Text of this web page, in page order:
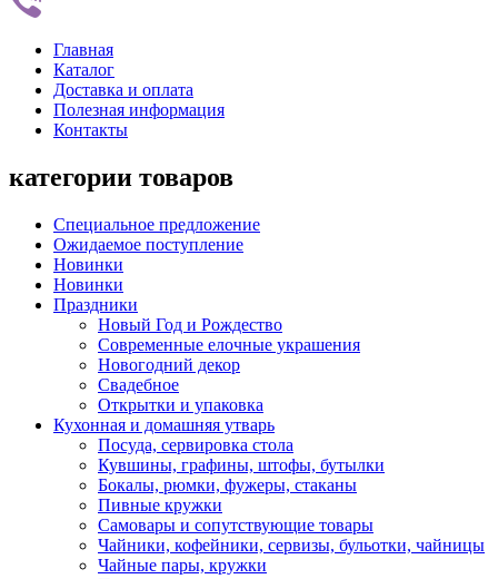
Главная
Каталог
Доставка и оплата
Полезная информация
Контакты
категории товаров
Специальное предложение
Ожидаемое поступление
Новинки
Новинки
Праздники
Новый Год и Рождество
Современные елочные украшения
Новогодний декор
Свадебное
Открытки и упаковка
Кухонная и домашняя утварь
Посуда, сервировка стола
Кувшины, графины, штофы, бутылки
Бокалы, рюмки, фужеры, стаканы
Пивные кружки
Самовары и сопутствующие товары
Чайники, кофейники, сервизы, бульотки, чайницы
Чайные пары, кружки